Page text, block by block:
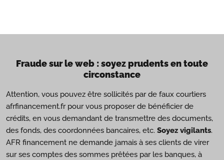
Fraude sur le web : soyez prudents en toute
circonstance
Attention, vous pouvez être sollicités par de faux courtiers
afrfinancement.fr pour vous proposer de bénéficier de
crédits, en vous demandant de transmettre des documents,
des fonds, des coordonnées bancaires, etc. Soyez vigilants.
AFR financement ne demande jamais à ses clients de virer
sur ses comptes des sommes prêtées par les banques, à